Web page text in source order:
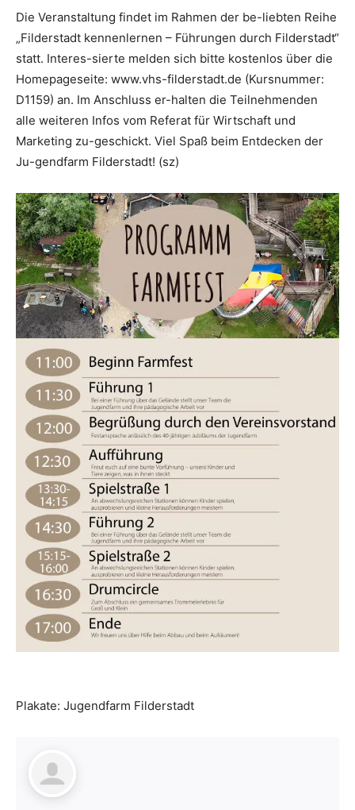
Die Veranstaltung findet im Rahmen der be-liebten Reihe
„Filderstadt kennenlernen – Führungen durch Filderstadt“
statt. Interes-sierte melden sich bitte kostenlos über die
Homepageseite: www.vhs-filderstadt.de (Kursnummer:
D1159) an. Im Anschluss er-halten die Teilnehmenden
alle weiteren Infos vom Referat für Wirtschaft und
Marketing zu-geschickt. Viel Spaß beim Entdecken der
Ju-gendfarm Filderstadt! (sz)
Plakate: Jugendfarm Filderstadt